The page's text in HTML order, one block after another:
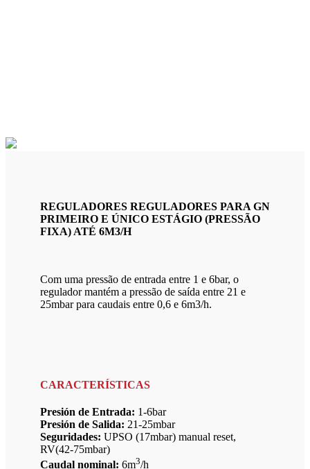
REGULADORES REGULADORES PARA GN
PRIMEIRO E ÚNICO ESTÁGIO (PRESSÃO
FIXA) ATÉ 6M3/H
Com uma pressão de entrada entre 1 e 6bar, o
regulador mantém a pressão de saída entre 21 e
25mbar para caudais entre 0,6 e 6m3/h.
CARACTERÍSTICAS
Presión de Entrada: 1-6bar
Presión de Salida: 21-25mbar
Seguridades: UPSO (17mbar) manual reset,
RV(42-75mbar)
Caudal nominal: 6m3/h